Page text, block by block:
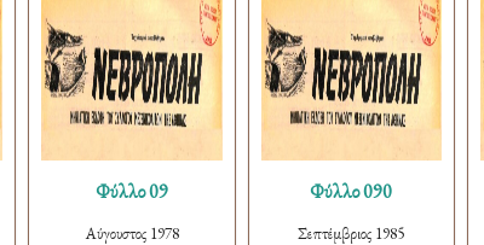
Φύλλο 09
Αύγουστος 1978
Φύλλο 090
Σεπτέμβριος 1985